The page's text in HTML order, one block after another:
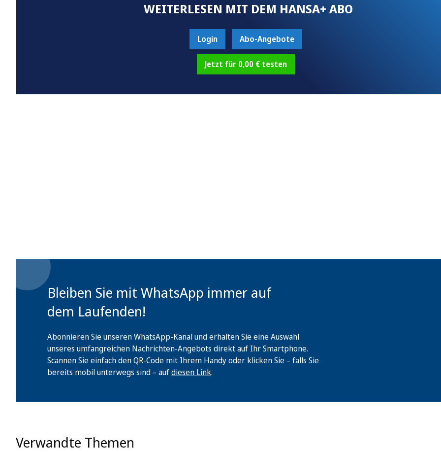
WEITERLESEN MIT DEM HANSA+ ABO
Login Abo-Angebote
Jetzt für 0,00 € testen
Bleiben Sie mit WhatsApp immer auf
dem Laufenden!
Abonnieren Sie unseren WhatsApp-Kanal und erhalten Sie eine Auswahl
unseres umfangreichen Nachrichten-Angebots direkt auf Ihr Smartphone.
Scannen Sie einfach den QR-Code mit Ihrem Handy oder klicken Sie – falls Sie
bereits mobil unterwegs sind – aufdiesen Link.
Verwandte Themen